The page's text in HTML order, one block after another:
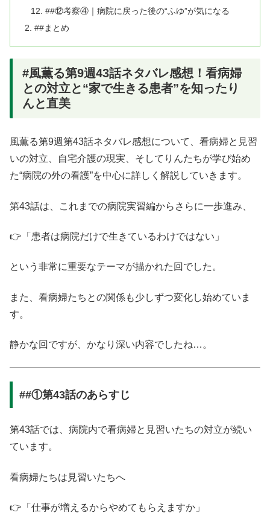
##⑫考察④｜病院に戻った後の“ふゆ”が気になる
##まとめ
#風薫る第9週43話ネタバレ感想！看病婦
との対立と“家で生きる患者”を知ったり
んと直美
風薫る第9週第43話ネタバレ感想について、看病婦と見習
いの対立、自宅介護の現実、そしてりんたちが学び始め
た“病院の外の看護”を中心に詳しく解説していきます。
第43話は、これまでの病院実習編からさらに一歩進み、
👉「患者は病院だけで生きているわけではない」
という非常に重要なテーマが描かれた回でした。
また、看病婦たちとの関係も少しずつ変化し始めていま
す。
静かな回ですが、かなり深い内容でしたね…。
##①第43話のあらすじ
第43話では、病院内で看病婦と見習いたちの対立が続い
ています。
看病婦たちは見習いたちへ
👉「仕事が増えるからやめてもらえますか」